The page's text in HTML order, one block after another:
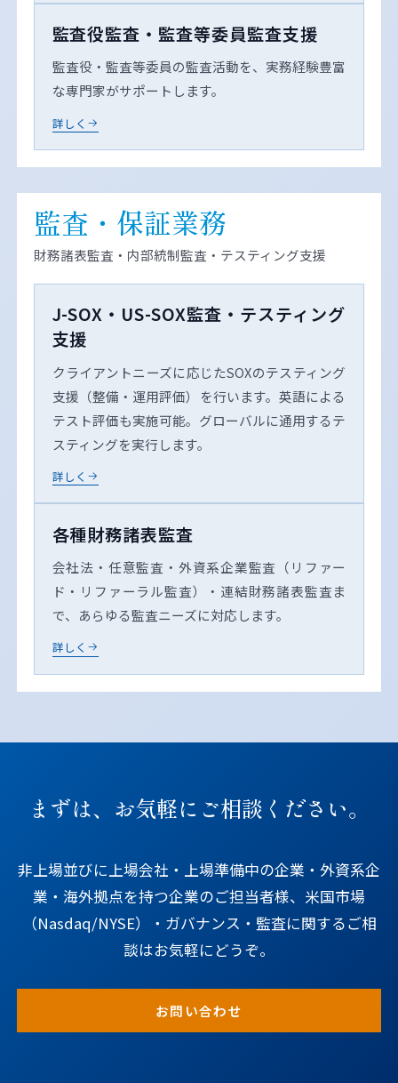
監査役監査・監査等委員監査支援
監査役・監査等委員の監査活動を、実務経験豊富
な専門家がサポートします。
詳しく
監査・保証業務
財務諸表監査・内部統制監査・テスティング支援
J-SOX・US-SOX監査・テスティング
支援
クライアントニーズに応じたSOXのテスティング
支援（整備・運用評価）を行います。英語による
テスト評価も実施可能。グローバルに通用するテ
スティングを実行します。
詳しく
各種財務諸表監査
会社法・任意監査・外資系企業監査（リファー
ド・リファーラル監査）・連結財務諸表監査ま
で、あらゆる監査ニーズに対応します。
詳しく
まずは、お気軽にご相談ください。
非上場並びに上場会社・上場準備中の企業・外資系企
業・海外拠点を持つ企業のご担当者様、米国市場
（Nasdaq/NYSE）・ガバナンス・監査に関するご相
談はお気軽にどうぞ。
お問い合わせ